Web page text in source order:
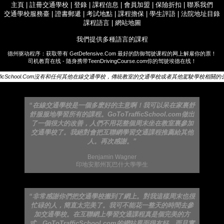
主頁 註冊交通學校 登錄 課程信息 會員加盟 保險折扣
聯系我們
交通學校服務臺
證書郵遞 考試地點 課程擔保 學生評語
法院地址目錄
課程語言| 網站地圖
我們提供多種語言的課程
德州驱动程序：获取带有 GetDefensive.Com 最好的防御驾驶课程的网上解雇你的票！
司机教育在线 - 随身携带TeenDrivingCourse.com你的驾驶埃德在线！
沒有和任何其他在線交通學校，傳統教室的交通學校或者其他駕駛學校相關的
“在線交通學校是一個多麽好的主意啊！我可以呆在家裏舒
舒服服地學習所有的課程。GoToTrafficSchool.com做出
了一個很大的改善，人們不用花整個周末坐在教室裏參加
交通學校了。我絕對會把互聯網學習交通課程推薦給其他
人。再次感謝。”
Benjamin Wagner
印地安那州瓦巴什大學學生
“非常感謝你們把交通學校搬到了網上。對我這樣周末也很
忙碌的人，簡直太完美了。我可不能花一整天的時間去參
加交通學校。在互聯網上學習交通課程真是個完美的方